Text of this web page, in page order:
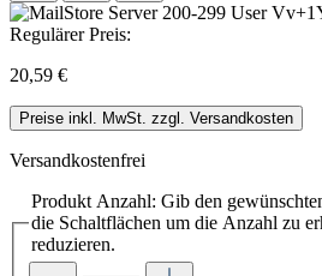
Regulärer Preis:
20,59 €
Preise inkl. MwSt. zzgl. Versandkosten
Versandkostenfrei
Produkt Anzahl: Gib den
die Schaltflächen um die Anzahl zu
reduzieren.